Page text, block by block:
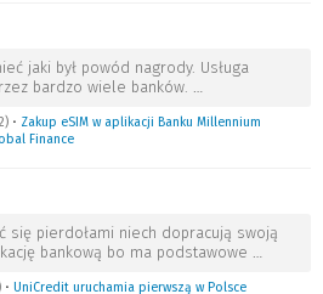
jaki był powód nagrody. Usługa
bardzo wiele banków. …
• Zakup eSIM w aplikacji Banku Millennium
Finance
się pierdołami niech dopracują swoją
bankową bo ma podstawowe …
• UniCredit uruchamia pierwszą w Polsce